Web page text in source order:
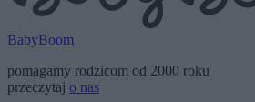
BabyBoom
pomagamy rodzicom od 2000 roku
przeczytaj o nas